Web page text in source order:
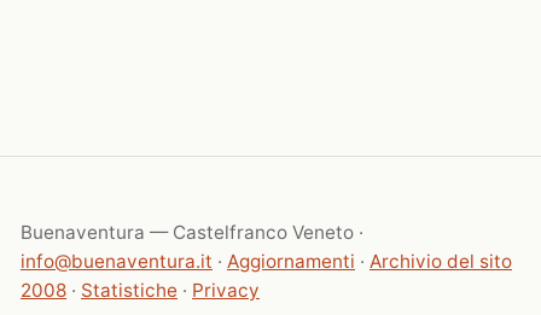
Buenaventura — Castelfranco Veneto ·
info@buenaventura.it · Aggiornamenti · Archivio del sito
2008 · Statistiche · Privacy